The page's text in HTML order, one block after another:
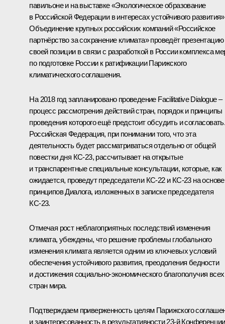
павильоне и на выставке «Экологическое образование
в Российской Федерации в интересах устойчивого
Объединение крупных российских компаний «Российское
партнёрство за сохранение климата» проведёт презентацию
своей позиции в связи с разработкой в России комплекса
по подготовке России к ратификации Парижского
климатического соглашения.
На 2018 год запланировано проведение Facilitative Dialogue –
процесс рассмотрения действий стран, порядок и принципы
проведения которого ещё предстоит обсудить и
Российская Федерация, при понимании того, что эта
деятельность будет рассматриваться отдельно от общей
повестки дня КС-23, рассчитывает на открытые
и транспарентные специальные консультации, которые, как
ожидается, проведут председатели КС-22 и КС-23 на основе
принципов Диалога, изложенных в записке председателя
КС-23.
Отмечая рост неблагоприятных последствий изменения
климата, убеждены, что решение проблемы глобального
изменения климата является одним из ключевых условий
обеспечения устойчивого развития, преодоления бедности
и достижения социально-экономического благополучия всех
стран мира.
Подтверждаем приверженность целям Парижского
и заинтересованность в результативности 23-й Конференции